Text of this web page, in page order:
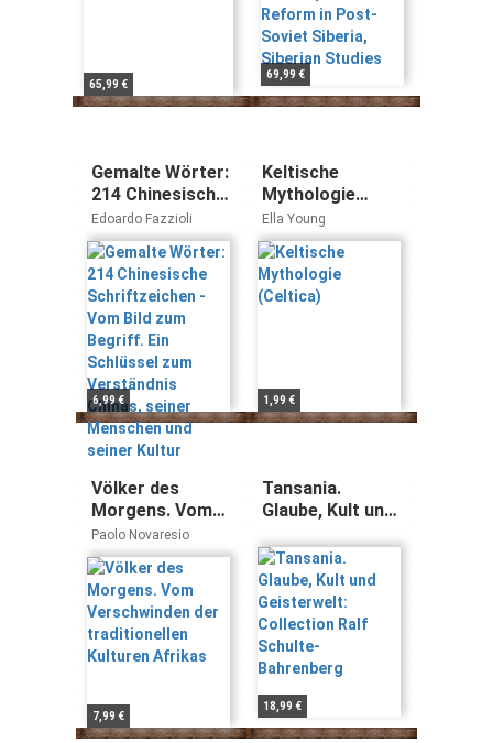
65,99 €
69,99 €
Gemalte Wörter:
214 Chinesische
Schriftzeichen -
Vom Bild zum
Begriff. Ein
Schlüssel zum
Verständnis
Chinas, seiner
Menschen und
seiner Kultur
Edoardo Fazzioli
6,99 €
Keltische
Mythologie
(Celtica)
Ella Young
1,99 €
Völker des
Morgens. Vom
Verschwinden
der
traditionellen
Kulturen Afrikas
Paolo Novaresio
7,99 €
Tansania.
Glaube, Kult und
Collection Ralf
Schulte-
Bahrenberg
18,99 €